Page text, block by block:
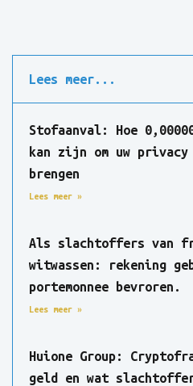
Lees meer...
Stofaanval: Hoe
kan zijn om uw
brengen
Lees meer »
Als slachtoffers van
witwassen: rekening
portemonnee bevroren.
Lees meer »
Huione Group:
geld en wat